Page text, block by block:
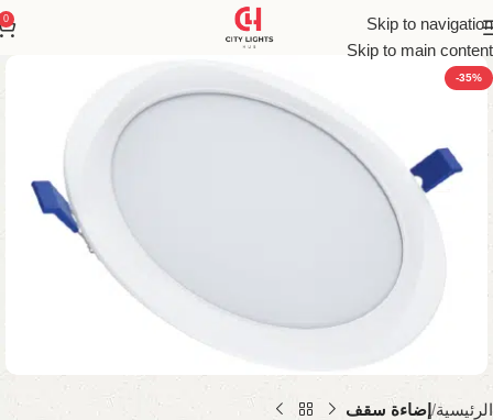
Skip to navigation
Skip to main content
0
-35%
الرئيسية إضاءة سقف